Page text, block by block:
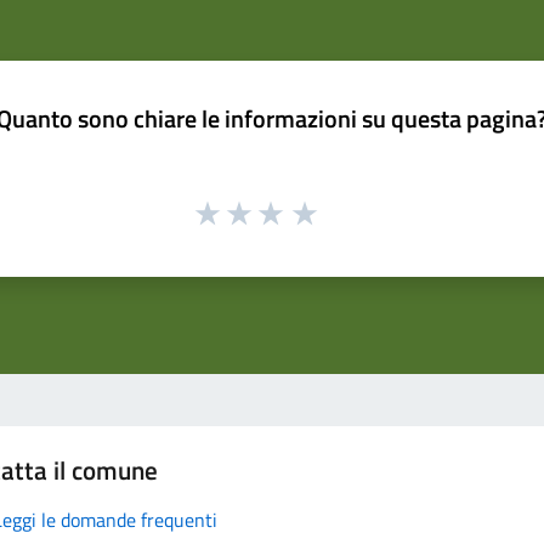
sono chiare le informazioni su questa
il comune
le domande frequenti